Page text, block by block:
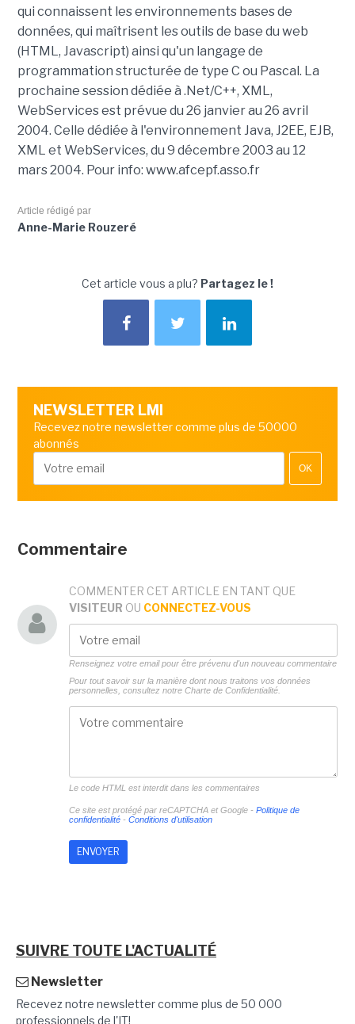
qui connaissent les environnements bases de
données, qui maîtrisent les outils de base du web
(HTML, Javascript) ainsi qu'un langage de
programmation structurée de type C ou Pascal. La
prochaine session dédiée à .Net/C++, XML,
WebServices est prévue du 26 janvier au 26 avril
2004. Celle dédiée à l'environnement Java, J2EE, EJB,
XML et WebServices, du 9 décembre 2003 au 12
mars 2004. Pour info: www.afcepf.asso.fr
Article rédigé par
Anne-Marie Rouzeré
Cet article vous a plu? Partagez le !
NEWSLETTER LMI
Recevez notre newsletter comme plus de 50000
abonnés
OK
Commentaire
COMMENTER CET ARTICLE EN TANT QUE
VISITEUR OU CONNECTEZ-VOUS
Renseignez votre email pour être prévenu d'un nouveau commentaire
Pour tout savoir sur la manière dont nous traitons vos données
personnelles, consultez notre Charte de Confidentialité.
Le code HTML est interdit dans les commentaires
Ce site est protégé par reCAPTCHA et Google - Politique de
confidentialité- Conditions d'utilisation
SUIVRE TOUTE L'ACTUALITÉ
Newsletter
Recevez notre newsletter comme plus de 50 000
professionnels de l'IT!